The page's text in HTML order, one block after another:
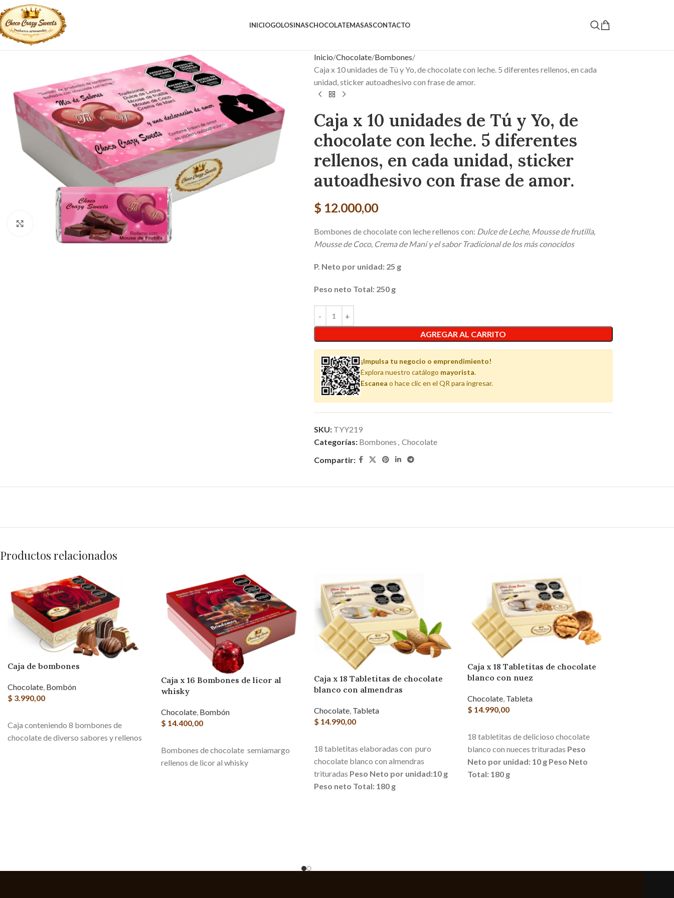
INICIOGOLOSINASCHOCOLATEMASASCONTACTO
Click to enlarge
Inicio Chocolate Bombones
Caja x 10 unidades de Tú y Yo, de chocolate con leche. 5 diferentes rellenos, en cada
unidad, sticker autoadhesivo con frase de amor.
Caja x 10 unidades de Tú y Yo, de
chocolate con leche. 5 diferentes
rellenos, en cada unidad, sticker
autoadhesivo con frase de amor.
$ 12.000,00
Bombones de chocolate con leche rellenos con: Dulce de Leche, Mousse de frutilla,
Mousse de Coco, Crema de Maní y el sabor Tradicional de los más conocidos
P. Neto por unidad: 25 g
Peso neto Total: 250 g
AGREGAR AL CARRITO
¡Impulsa tu negocio o emprendimiento!
Explora nuestro catálogo mayorista.
Escanea o hace clic en el QR para ingresar.
SKU: TYY219
Categorías: Bombones Chocolate
Compartir:
Productos relacionados
Caja de bombones
Chocolate, Bombón
$ 3.990,00
Caja conteniendo 8 bombones de
chocolate de diverso sabores y rellenos
Caja x 16 Bombones de licor al
whisky
Chocolate, Bombón
$ 14.400,00
Bombones de chocolate semiamargo
rellenos de licor al whisky
Caja x 18 Tabletitas de chocolate
blanco con almendras
Chocolate Tableta
$ 14.990,00
18 tabletitas elaboradas con puro
chocolate blanco con almendras
trituradas Peso Neto por unidad:10 g
Peso neto Total: 180 g
Caja x 18 Tabletitas de chocolate
blanco con nuez
Chocolate, Tableta
$ 14.990,00
18 tabletitas de delicioso chocolate
blanco con nueces trituradas Peso
Neto por unidad: 10 g Peso Neto
Total: 180 g